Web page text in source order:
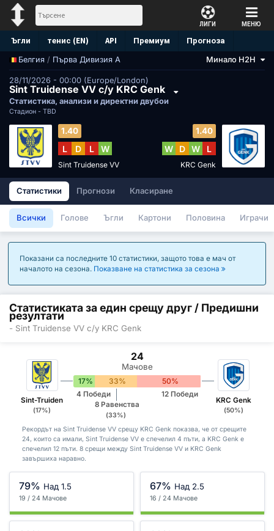
ЛИГИ МЕНЮ
Ъгли тенис (EN) API Премиум Прогноза
Белгия / Първа Дивизия А Минало H2H
28/11/2026 - 00:00 (Europe/London)
Sint Truidense VV с/у KRC Genk
Статистика, анализи и директни двубои
Стадион - TBD
1.40
L D L W
Sint Truidense VV
1.40
W D W L
KRC Genk
Статистики Прогнози Класиране
Всички Голове Ъгли Картони Половина Играчи
Показани са последните 10 статистики, защото това е мач от
началото на сезона. Показване на статистика за сезона
Статистиката за един срещу друг / Предишни
резултати
- Sint Truidense VV с/у KRC Genk
Sint-Truiden
(17%)
24
Мачове
17% 33% 50%
4 Победи
8 Равенства
(33%)
12 Победи
KRC Genk
(50%)
Рекордът на Sint Truidense VV срещу KRC Genk показва, че от срещите
24, които са имали, Sint Truidense VV е спечелил 4 пъти, а KRC Genk е
спечелил 12 пъти. 8 срещи между Sint Truidense VV и KRC Genk
завършиха наравно.
79% Над 1.5
19 / 24 Мачове
67% Над 2.5
16 / 24 Мачове